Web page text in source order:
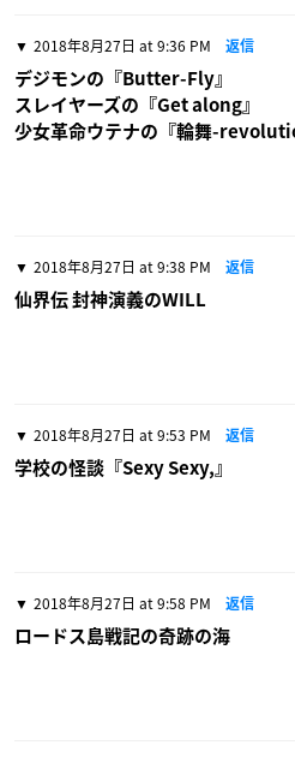
2018年8月27日 at 9:36 PM 返信
デジモンの『Butter-Fly』
スレイヤーズの『Get along』
少女革命ウテナの『輪舞-
2018年8月27日 at 9:38 PM 返信
仙界伝 封神演義のWILL
2018年8月27日 at 9:53 PM 返信
学校の怪談『Sexy Sexy,』
2018年8月27日 at 9:58 PM 返信
ロードス島戦記の奇跡の海